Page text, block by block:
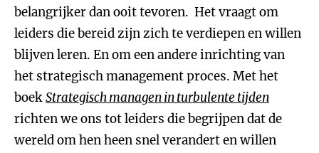
belangrijker dan ooit tevoren. Het vraagt om
leiders die bereid zijn zich te verdiepen en willen
blijven leren. En om een andere inrichting van
het strategisch management proces. Met het
boekStrategisch managen in turbulente tijden
richten we ons tot leiders die begrijpen dat de
wereld om hen heen snel verandert en willen